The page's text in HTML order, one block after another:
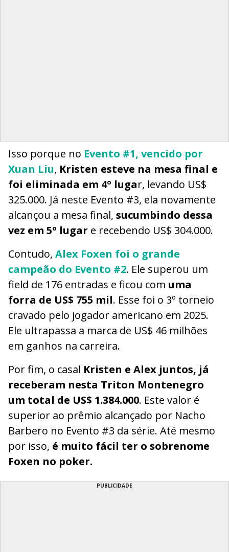
Isso porque no Evento #1, vencido por
Xuan Liu, Kristen esteve na mesa final e
foi eliminada em 4º lugar, levando US$
325.000. Já neste Evento #3, ela novamente
alcançou a mesa final, sucumbindo dessa
vez em 5º lugar e recebendo US$ 304.000.
Contudo, Alex Foxen foi o grande
campeão do Evento #2. Ele superou um
field de 176 entradas e ficou com uma
forra de US$ 755 mil. Esse foi o 3º torneio
cravado pelo jogador americano em 2025.
Ele ultrapassa a marca de US$ 46 milhões
em ganhos na carreira.
Por fim, o casal Kristen e Alex juntos, já
receberam nesta Triton Montenegro
um total de US$ 1.384.000. Este valor é
superior ao prêmio alcançado por Nacho
Barbero no Evento #3 da série. Até mesmo
por isso, é muito fácil ter o sobrenome
Foxen no poker.
PUBLICIDADE